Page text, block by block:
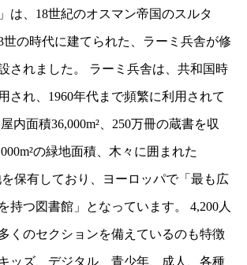
は、18世紀のオスマン帝国のスルタ
世の時代に建てられた、ラーミ兵舎が修
されました。 ラーミ兵舎は、共和国時
され、1960年代まで頻繁に利用されて
内面積36,000m²、250万冊の蔵書を収
の緑地面積、木々に囲まれた
を保有しており、ヨーロッパで「最も広
持つ図書館」となっています。 4,200人
くのセクションを備えているのも特徴
ッズ、デジタル、青少年、成人、各種